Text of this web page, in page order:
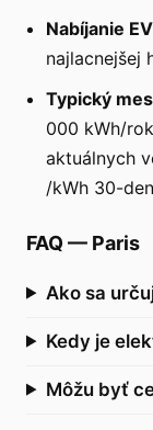
Nabíjanie
najlacnejšej
Typický
000 kWh/
aktuálnych
/kWh 30-
FAQ — Paris
Ako sa
Kedy je
Môžu byť